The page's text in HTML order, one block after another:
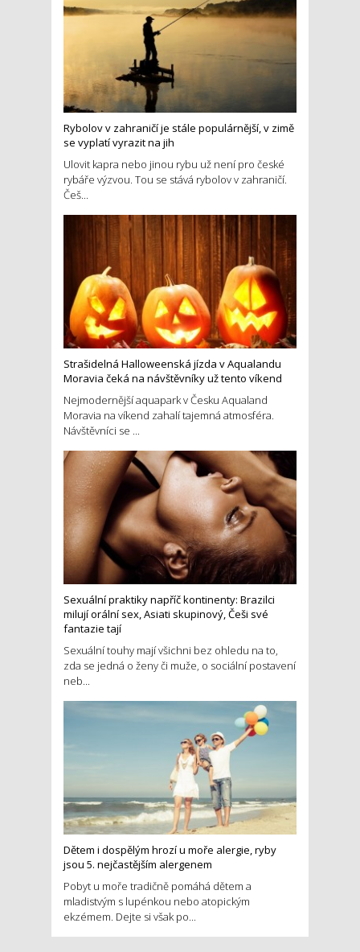
Rybolov v zahraničí je stále populárnější, v zimě
se vyplatí vyrazit na jih
Ulovit kapra nebo jinou rybu už není pro české
rybáře výzvou. Tou se stává rybolov v zahraničí.
Češ...
Strašidelná Halloweenská jízda v Aqualandu
Moravia čeká na návštěvníky už tento víkend
Nejmodernější aquapark v Česku Aqualand
Moravia na víkend zahalí tajemná atmosféra.
Návštěvníci se ...
Sexuální praktiky napříč kontinenty: Brazilci
milují orální sex, Asiati skupinový, Češi své
fantazie tají
Sexuální touhy mají všichni bez ohledu na to,
zda se jedná o ženy či muže, o sociální postavení
neb...
Dětem i dospělým hrozí u moře alergie, ryby
jsou 5. nejčastějším alergenem
Pobyt u moře tradičně pomáhá dětem a
mladistvým s lupénkou nebo atopickým
ekzémem. Dejte si však po...